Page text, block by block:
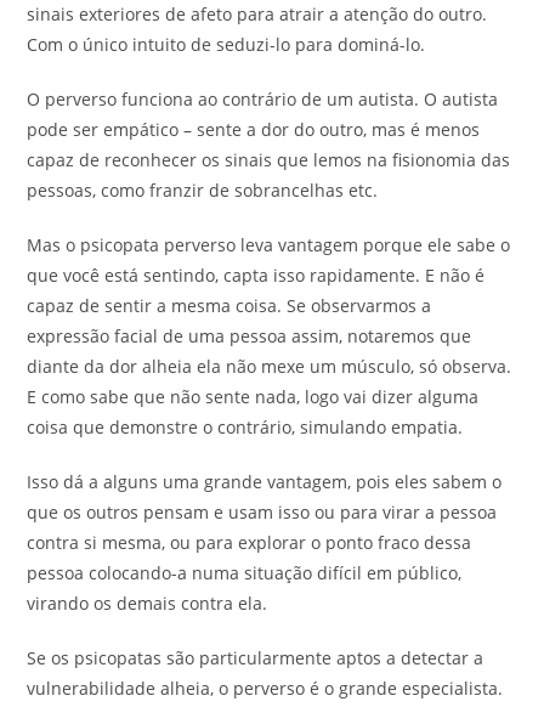
sinais exteriores de afeto para atrair a atenção do outro.
Com o único intuito de seduzi-lo para dominá-lo.
O perverso funciona ao contrário de um autista. O autista
pode ser empático – sente a dor do outro, mas é menos
capaz de reconhecer os sinais que lemos na fisionomia das
pessoas, como franzir de sobrancelhas etc.
Mas o psicopata perverso leva vantagem porque ele sabe o
que você está sentindo, capta isso rapidamente. E não é
capaz de sentir a mesma coisa. Se observarmos a
expressão facial de uma pessoa assim, notaremos que
diante da dor alheia ela não mexe um músculo, só observa.
E como sabe que não sente nada, logo vai dizer alguma
coisa que demonstre o contrário, simulando empatia.
Isso dá a alguns uma grande vantagem, pois eles sabem o
que os outros pensam e usam isso ou para virar a pessoa
contra si mesma, ou para explorar o ponto fraco dessa
pessoa colocando-a numa situação difícil em público,
virando os demais contra ela.
Se os psicopatas são particularmente aptos a detectar a
vulnerabilidade alheia, o perverso é o grande especialista.